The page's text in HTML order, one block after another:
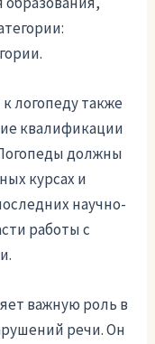
логопеду также
квалификации
должны
курсах и
научно-
работы с
важную роль в
речи. Он